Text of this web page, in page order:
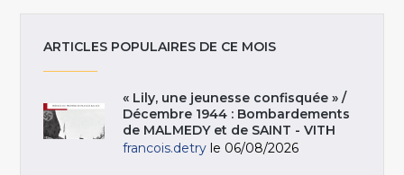
ARTICLES POPULAIRES DE CE MOIS
« Lily, une jeunesse confisquée » /
Décembre 1944 : Bombardements
de MALMEDY et de SAINT - VITH
francois.detry le 06/08/2026